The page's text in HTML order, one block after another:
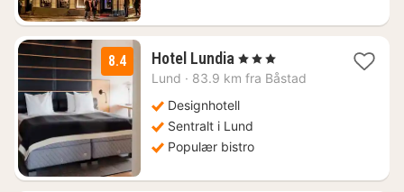
8.4 Hotel Lundia 1
natt
1231
kr.
, 3 Stjerner
Lund · 83.9 km fra Båstad
Designhotell
Sentralt i Lund
Populær bistro